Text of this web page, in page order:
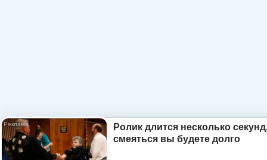
Ролик длится несколько
смеяться вы будете долго